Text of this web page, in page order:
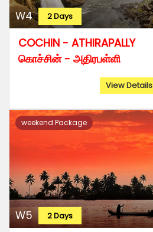
W4 2 Days
COCHIN - ATHIRAPALLY
கொச்சின் - அதிரபள்ளி
View Details
weekend Package
W5 2 Days